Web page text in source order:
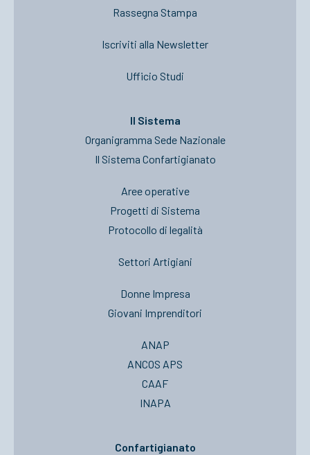
Rassegna Stampa
Iscriviti alla Newsletter
Ufficio Studi
Il Sistema
Organigramma Sede Nazionale
Il Sistema Confartigianato
Aree operative
Progetti di Sistema
Protocollo di legalità
Settori Artigiani
Donne Impresa
Giovani Imprenditori
ANAP
ANCOS APS
CAAF
INAPA
Confartigianato